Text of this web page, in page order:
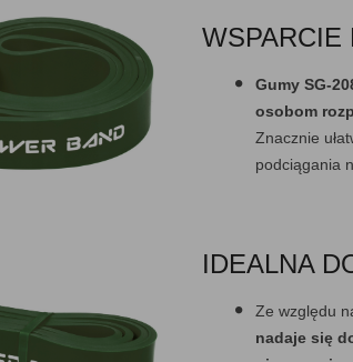
WSPARCIE
Gumy SG-
osobom
Znacznie
podciągania
IDEALNA
Ze względu
nadaje się